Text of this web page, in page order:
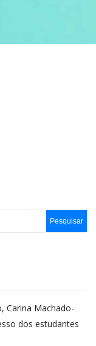
Carina Machado-
dos estudantes